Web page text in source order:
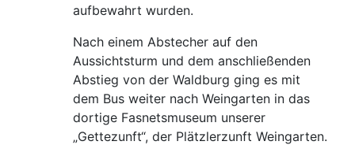
aufbewahrt wurden.
Nach einem Abstecher auf den
Aussichtsturm und dem anschließenden
Abstieg von der Waldburg ging es mit
dem Bus weiter nach Weingarten in das
dortige Fasnetsmuseum unserer
„Gettezunft“, der Plätzlerzunft Weingarten.